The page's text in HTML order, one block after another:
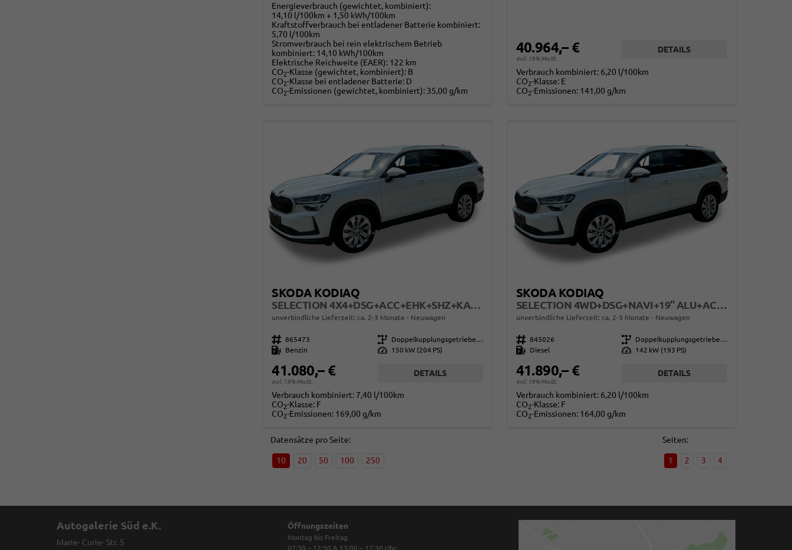
Energieverbrauch (gewichtet, kombiniert):
14,10 l/100km + 1,50 kWh/100km
Kraftstoffverbrauch bei entladener Batterie kombiniert:
5,70 l/100km
Stromverbrauch bei rein elektrischem Betrieb
kombiniert: 14,10 kWh/100km
Elektrische Reichweite (EAER): 122 km
CO2-Klasse (gewichtet, kombiniert): B
CO2-Klasse bei entladener Batterie: D
CO2-Emissionen (gewichtet, kombiniert): 35,00 g/km
40.964,– €
incl. 19% MwSt.
DETAILS
Verbrauch kombiniert: 6,20 l/100km
CO2-Klasse: E
CO2-Emissionen: 141,00 g/km
SKODA KODIAQ
SELECTION 4X4+DSG+ACC+EHK+SHZ+KAMERA+17" ALU
unverbindliche Lieferzeit: ca. 2-3 Monate Neuwagen
Fahrzeugnr. 865473 Getriebe
Doppelkupplungsgetriebe (DSG)
Kraftstoff
Benzin Leistung 150 kW (204 PS)
41.080,– €
incl. 19% MwSt.
DETAILS
Verbrauch kombiniert: 7,40 l/100km
CO2-Klasse: F
CO2-Emissionen: 169,00 g/km
SKODA KODIAQ
SELECTION 4WD+DSG+NAVI+19'' ALU+ACC+KAMERA
unverbindliche Lieferzeit: ca. 2-3 Monate Neuwagen
Fahrzeugnr. 845026 Getriebe
Doppelkupplungsgetriebe (DSG)
Kraftstoff
Diesel Leistung 142 kW (193 PS)
41.890,– €
incl. 19% MwSt.
DETAILS
Verbrauch kombiniert: 6,20 l/100km
CO2-Klasse: F
CO2-Emissionen: 164,00 g/km
Datensätze pro Seite:
10 20 50 100 250
Seiten:
1 2 3 4
Autogalerie Süd e.K.
Marie- Curie- Str. 5
Öffnungszeiten
Montag bis Freitag
07:30 – 12:30 & 13:00 – 17:30 Uhr